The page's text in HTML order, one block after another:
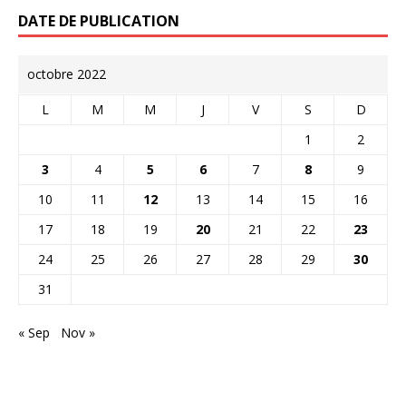
DATE DE PUBLICATION
octobre 2022
L M M J V S
D
1
2
3
4 5 6 7 8
9
10
11 12 13 14 15
16
17
18 19 20 21 22
23
24
25 26 27 28 29
30
31
« Sep Nov »